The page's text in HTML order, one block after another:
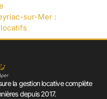
sur-Mer :
la gestion locative complète
depuis 2017.